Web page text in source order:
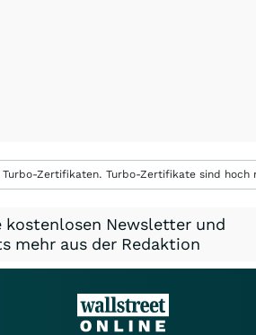
Zertifikaten. Turbo-Zertifikate sind
kostenlosen Newsletter und
mehr aus der Redaktion